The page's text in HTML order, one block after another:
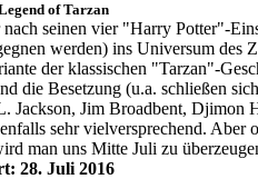
of Tarzan
seinen vier "Harry Potter"-
werden) ins Universum des
der klassischen "Tarzan"-
die Besetzung (u.a. schließen
Jackson, Jim Broadbent, Djimon
sehr vielversprechend. Aber
man uns Mitte Juli zu
28. Juli 2016